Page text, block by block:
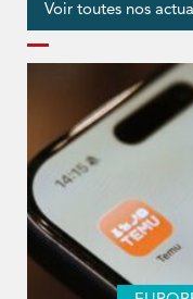
Voir toutes nos